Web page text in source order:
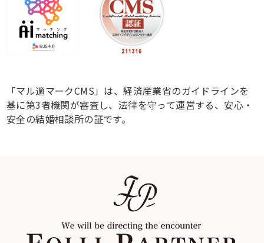
「マル適マークCMS」は、経済産業省のガイドラインを
基に第3者機関が審査し、法律を守って運営する、安心・
安全の結婚相談所の証です。